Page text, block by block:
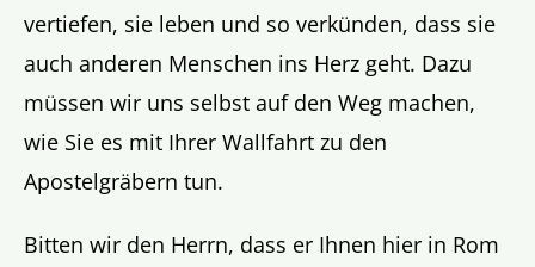
vertiefen, sie leben und so verkünden, dass sie
auch anderen Menschen ins Herz geht. Dazu
müssen wir uns selbst auf den Weg machen,
wie Sie es mit Ihrer Wallfahrt zu den
Apostelgräbern tun.
Bitten wir den Herrn, dass er Ihnen hier in Rom